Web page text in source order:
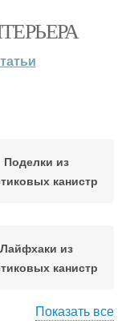
Поделки из
канистр
Лайфхаки из
канистр
Показать все